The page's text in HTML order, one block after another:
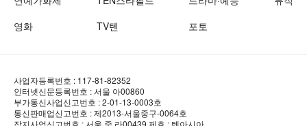
영화
TV텐 포토
사업자등록번호 : 117-81-82352
인터넷신문등록번호 : 서울 아00860
부가통신사업신고번호 : 2-01-13-0003호
통신판매업신고번호 : 제2013-서울중구-0064호
잡지사업신고번호 : 서울 중.라00439 제호 : 텐아시아